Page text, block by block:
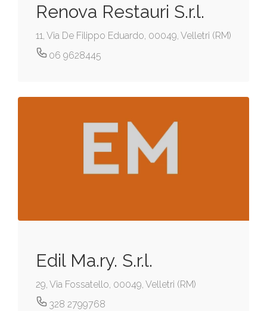
Renova Restauri S.r.l.
11, Via De Filippo Eduardo, 00049, Velletri (RM)
06 9628445
Edil Ma.ry. S.r.l.
29, Via Fossatello, 00049, Velletri (RM)
328 2799768